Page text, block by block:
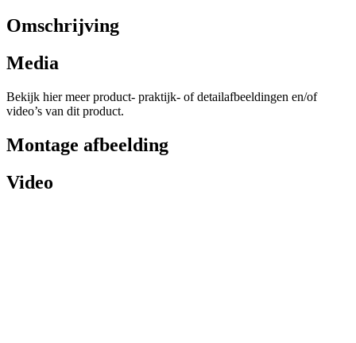
Omschrijving
Media
Bekijk hier meer product- praktijk- of detailafbeeldingen en/of
video’s van dit product.
Montage afbeelding
Video